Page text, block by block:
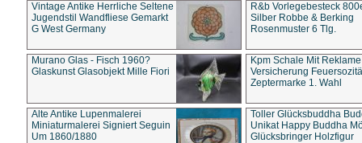
Vintage Antike Herrliche Seltene
Jugendstil Wandfliese Gemarkt
G West Germany
R&b Vorlegebesteck
Silber Robbe & Berking
Rosenmuster 6 Tlg.
Murano Glas - Fisch 1960?
Glaskunst Glasobjekt Mille Fiori
Kpm Schale Mit Reklame
Versicherung
Zeptermarke 1. Wahl
Alte Antike Lupenmalerei
Miniaturmalerei Signiert Seguin
Um 1860/1880
Toller Glücksbuddha
Unikat Happy Buddha
Glücksbringer Holzfigur